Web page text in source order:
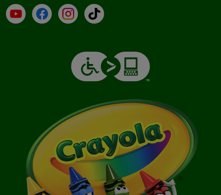
YouTube (en inglés)
Facebook (en inglés)
Instagram (en inglés)
TikTok